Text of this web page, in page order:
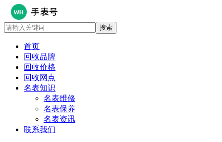
首页
回收品牌
回收价格
回收网点
名表知识
名表维修
名表保养
名表资讯
联系我们